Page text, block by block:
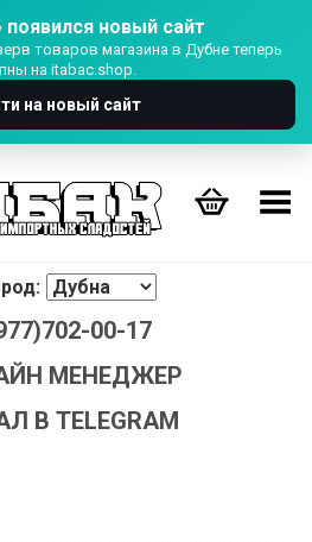
появился новый сайт
товаров магазина в Дубне теперь
на itabac.shop.
на новый сайт
Переключить Меню
00-17
МЕНЕДЖЕР
В TELEGRAM